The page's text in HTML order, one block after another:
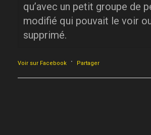
qu’avec un petit groupe de
modifié qui pouvait le voir
supprimé.
Voir sur Facebook · Partager